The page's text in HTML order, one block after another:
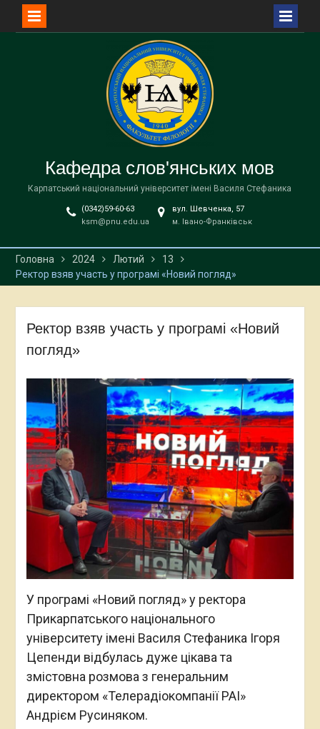
Кафедра слов'янських мов
Карпатський національний університет імені Василя Стефаника
(0342)59-60-63
ksm@pnu.edu.ua
вул. Шевченка, 57
м. Івано-Франківськ
Головна 2024 Лютий
13
Ректор взяв участь у програмі «Новий погляд»
Ректор взяв участь у програмі «Новий
погляд»
У програмі «Новий погляд» у ректора
Прикарпатського національного
університету імені Василя Стефаника Ігоря
Цепенди відбулась дуже цікава та
змістовна розмова з генеральним
директором «Телерадіокомпанії РАІ»
Андрієм Русиняком.